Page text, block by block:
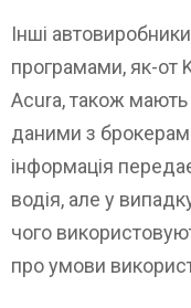
Інші
програмами, як-от
Acura, також
даними з
інформація
водія, але у
чого
про умови